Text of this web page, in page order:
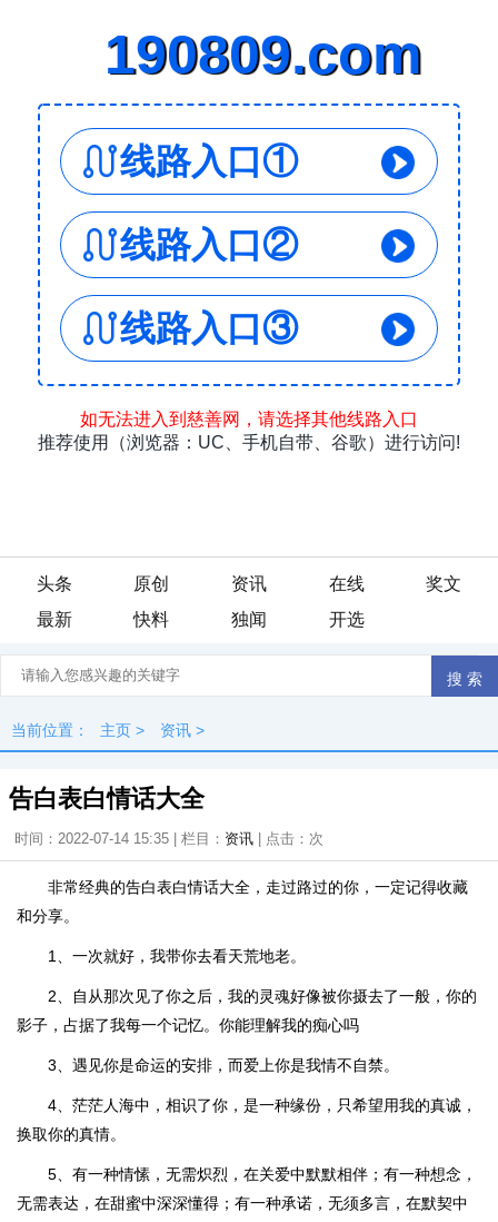
头条 原创 资讯 在线
奖文
最新
快料 独闻 开选
当前位置： 主页 > 资讯 >
告白表白情话大全
时间：2022-07-14 15:35 | 栏目： 资讯 | 点击： 次
非常经典的告白表白情话大全，走过路过的你，一定记得收藏
和分享。
1、一次就好，我带你去看天荒地老。
2、自从那次见了你之后，我的灵魂好像被你摄去了一般，你的
影子，占据了我每一个记忆。你能理解我的痴心吗
3、遇见你是命运的安排，而爱上你是我情不自禁。
4、茫茫人海中，相识了你，是一种缘份，只希望用我的真诚，
换取你的真情。
5、有一种情愫，无需炽烈，在关爱中默默相伴；有一种想念，
无需表达，在甜蜜中深深懂得；有一种承诺，无须多言，在默契中